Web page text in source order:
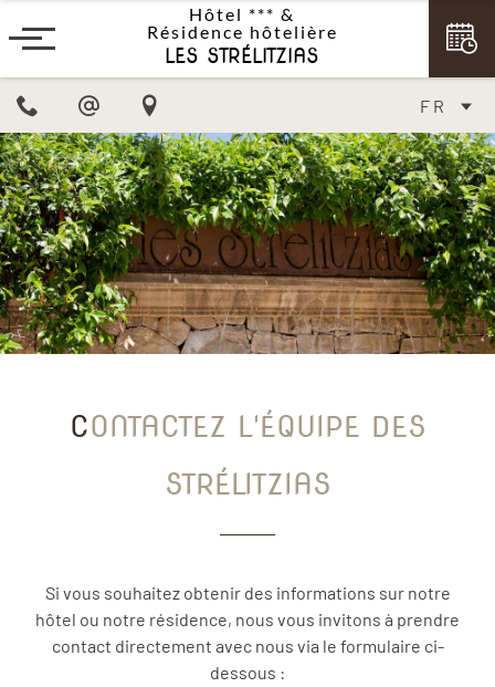
Hôtel *** &
Résidence hôtelière
LES STRÉLITZIAS
FR
CONTACTEZ L'ÉQUIPE DES
STRÉLITZIAS
Si vous souhaitez obtenir des informations sur notre
hôtel ou notre résidence, nous vous invitons à prendre
contact directement avec nous via le formulaire ci-
dessous :